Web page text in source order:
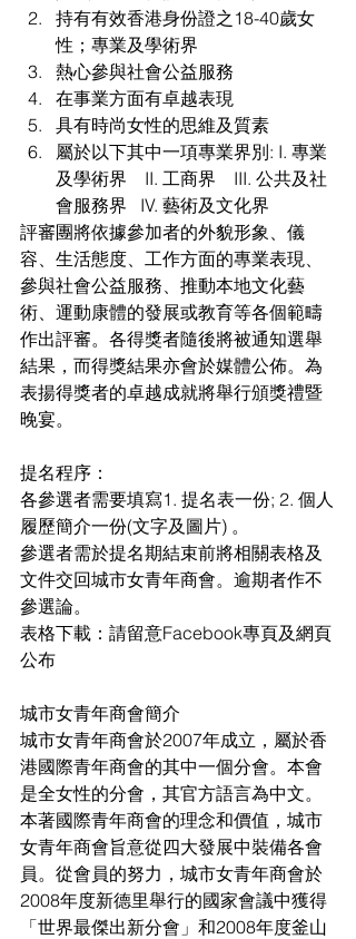
持有有效香港身份證之18-40歲女
性；專業及學術界
熱心參與社會公益服務
在事業方面有卓越表現
具有時尚女性的思維及質素
屬於以下其中一項專業界別: I. 專業
及學術界    II. 工商界    III. 公共及社
會服務界   IV. 藝術及文化界
評審團將依據參加者的外貌形象、儀
容、生活態度、工作方面的專業表現、
參與社會公益服務、推動本地文化藝
術、運動康體的發展或教育等各個範疇
作出評審。各得獎者隨後將被通知選舉
結果，而得獎結果亦會於媒體公佈。為
表揚得獎者的卓越成就將舉行頒獎禮暨
晚宴。
提名程序：
各參選者需要填寫1. 提名表一份; 2. 個人
履歷簡介一份(文字及圖片) 。
參選者需於提名期結束前將相關表格及
文件交回城市女青年商會。逾期者作不
參選論。
表格下載：請留意Facebook專頁及網頁
公布
城市女青年商會簡介
城市女青年商會於2007年成立，屬於香
港國際青年商會的其中一個分會。本會
是全女性的分會，其官方語言為中文。
本著國際青年商會的理念和價值，城市
女青年商會旨意從四大發展中裝備各會
員。從會員的努力，城市女青年商會於
2008年度新德里舉行的國家會議中獲得
「世界最傑出新分會」和2008年度釜山